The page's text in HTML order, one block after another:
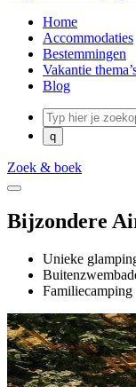
Home
Accommodaties
Bestemmingen
Vakantie
Blog
Zoek & boek
Bijzondere
Unieke
Familiecamping